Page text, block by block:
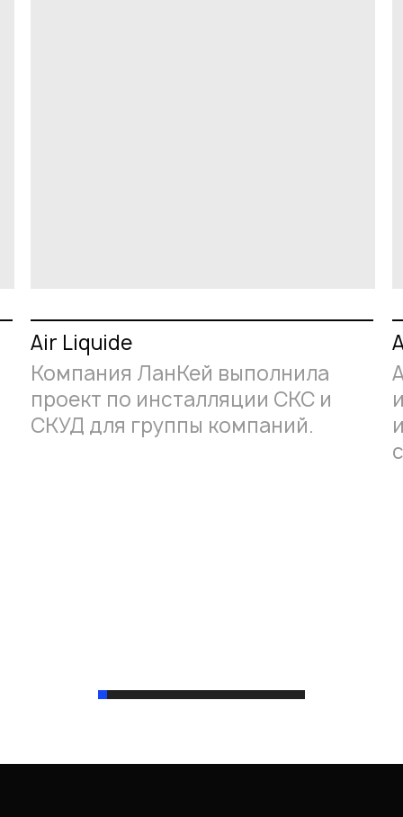
Air Liquide
Компания ЛанКей выполнила
проект по инсталляции СКС и
СКУД для группы компаний.